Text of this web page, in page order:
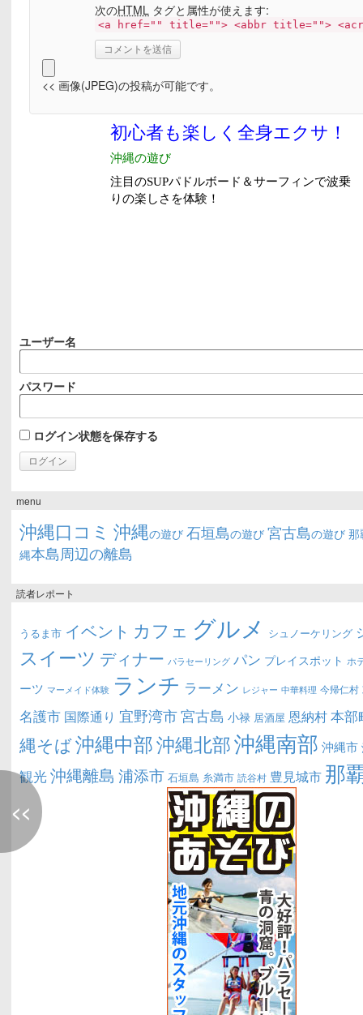
次のHTML タグと属性が使えます:
<a href="" title=""> <abbr title="">
<< 画像(JPEG)の投稿が可能です。
ユーザー名
パスワード
ログイン状態を保存する
menu
沖縄口コミ 沖縄の遊び 石垣島の遊び 宮古島の遊び 那
縄本島周辺の離島
読者レポート
うるま市 イベント カフェ グルメ シュノーケリング
スイーツ ディナー パラセーリング パン プレイスポット ホ
ーツ マーメイド体験 ランチ ラーメン レジャー 中華料理 今帰仁村
名護市 国際通り 宜野湾市宮古島 小禄 居酒屋 恩納村本部
縄そば沖縄中部沖縄北部沖縄南部 沖縄市
観光沖縄離島 浦添市 石垣島 糸満市 読谷村 豊見城市 那
<<